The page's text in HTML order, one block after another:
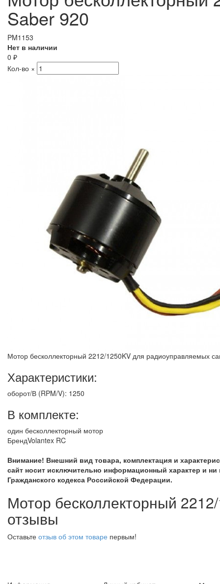
Saber 920
PM1153
Нет в наличии
0 ₽
Кол-во ×
Мотор бесколлекторный 2212/1250KV для радиоуправляемых
Характеристики:
оборот/В (RPM/V): 1250
В комплекте:
один бесколлекторный мотор
БрендVolantex RC
Внимание! Внешний вид товара, комплектация и
сайт носит исключительно информационный характер и
Гражданского кодекса Российской Федерации.
Мотор бесколлекторный
отзывы
Оставьте отзыв об этом товаре первым!